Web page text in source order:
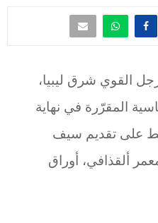
القوي شرق ليبيا،
المقرّرة في نهاية
على تقديم سيف
ألقذافي، أوراق